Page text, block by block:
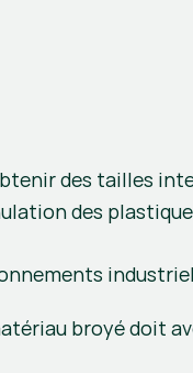
des tailles
des
broyé doit